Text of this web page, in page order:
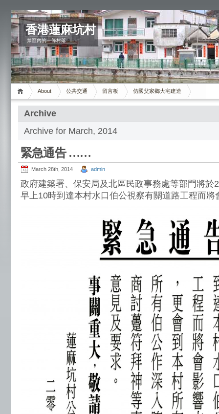
香港蓮麻坑村
禁區內的一條村落
About 公共交通 留言板 仿國父家鄉大宅建造
Archive
Archive for March, 2014
緊急通告 ……
March 28th, 2014 admin
政府建築署、保安局及北區民政事務處等部門將於
早上10時到達本村水口伯公視察有關道路工程而將